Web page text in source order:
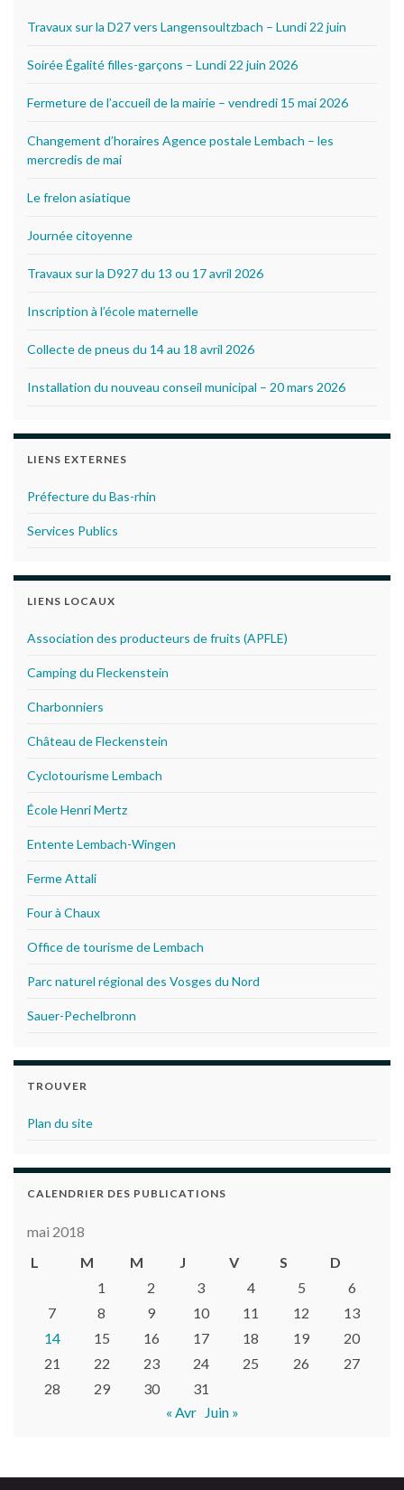
Travaux sur la D27 vers Langensoultzbach – Lundi 22 juin
Soirée Égalité filles-garçons – Lundi 22 juin 2026
Fermeture de l’accueil de la mairie – vendredi 15 mai 2026
Changement d’horaires Agence postale Lembach – les
mercredis de mai
Le frelon asiatique
Journée citoyenne
Travaux sur la D927 du 13 ou 17 avril 2026
Inscription à l’école maternelle
Collecte de pneus du 14 au 18 avril 2026
Installation du nouveau conseil municipal – 20 mars 2026
LIENS EXTERNES
Préfecture du Bas-rhin
Services Publics
LIENS LOCAUX
Association des producteurs de fruits (APFLE)
Camping du Fleckenstein
Charbonniers
Château de Fleckenstein
Cyclotourisme Lembach
École Henri Mertz
Entente Lembach-Wingen
Ferme Attali
Four à Chaux
Office de tourisme de Lembach
Parc naturel régional des Vosges du Nord
Sauer-Pechelbronn
TROUVER
Plan du site
CALENDRIER DES PUBLICATIONS
mai 2018
L
M M J V S
D
1
2 3 4 5
6
7
8 9 10 11 12
13
14
15 16 17 18 19
20
21
22 23 24 25 26
27
28
29 30
31
« Avr
Juin »